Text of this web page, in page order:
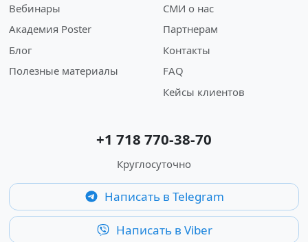
Вебинары
Академия Poster
Блог
Полезные материалы
СМИ о нас
Партнерам
Контакты
FAQ
Кейсы клиентов
+1 718 770-38-70
Круглосуточно
Написать в Telegram
Написать в Viber